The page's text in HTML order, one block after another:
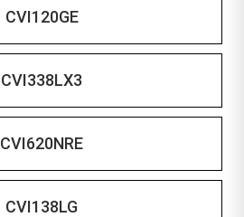
CVI120GE
CVI338LX3
CVI620NRE
CVI138LG